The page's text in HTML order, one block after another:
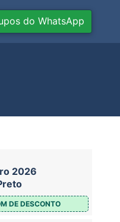
do WhatsApp
2026
DE DESCONTO